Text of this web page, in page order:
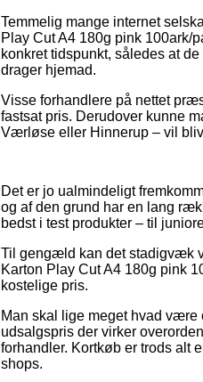
Temmelig mange internet
Play Cut A4 180g pink 100ark/
konkret tidspunkt, således at
drager hjemad.
Visse forhandlere på nettet
fastsat pris. Derudover kunne
Værløse eller Hinnerup – vil
Det er jo ualmindeligt
og af den grund har en lang
bedst i test produkter – til
Til gengæld kan det stadigvæk
Karton Play Cut A4 180g pink
kostelige pris.
Man skal lige meget hvad
udsalgspris der virker
forhandler. Kortkøb er trods alt
shops.